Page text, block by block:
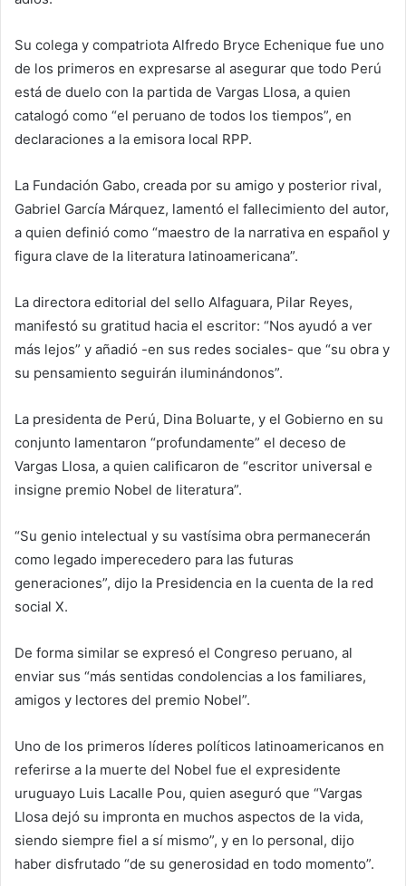
Su colega y compatriota Alfredo Bryce Echenique fue uno
de los primeros en expresarse al asegurar que todo Perú
está de duelo con la partida de Vargas Llosa, a quien
catalogó como “el peruano de todos los tiempos”, en
declaraciones a la emisora local RPP.
La Fundación Gabo, creada por su amigo y posterior rival,
Gabriel García Márquez, lamentó el fallecimiento del autor,
a quien definió como “maestro de la narrativa en español y
figura clave de la literatura latinoamericana”.
La directora editorial del sello Alfaguara, Pilar Reyes,
manifestó su gratitud hacia el escritor: “Nos ayudó a ver
más lejos” y añadió -en sus redes sociales- que “su obra y
su pensamiento seguirán iluminándonos”.
La presidenta de Perú, Dina Boluarte, y el Gobierno en su
conjunto lamentaron “profundamente” el deceso de
Vargas Llosa, a quien calificaron de “escritor universal e
insigne premio Nobel de literatura”.
“Su genio intelectual y su vastísima obra permanecerán
como legado imperecedero para las futuras
generaciones”, dijo la Presidencia en la cuenta de la red
social X.
De forma similar se expresó el Congreso peruano, al
enviar sus “más sentidas condolencias a los familiares,
amigos y lectores del premio Nobel”.
Uno de los primeros líderes políticos latinoamericanos en
referirse a la muerte del Nobel fue el expresidente
uruguayo Luis Lacalle Pou, quien aseguró que “Vargas
Llosa dejó su impronta en muchos aspectos de la vida,
siendo siempre fiel a sí mismo”, y en lo personal, dijo
haber disfrutado “de su generosidad en todo momento”.